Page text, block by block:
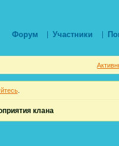
Форум Участники
.
клана